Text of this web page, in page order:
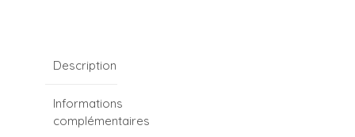
Description
Informations
complémentaires